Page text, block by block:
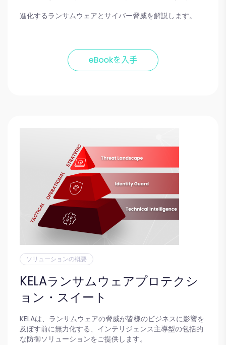
進化するランサムウェアとサイバー脅威を解説します。
ソリューションの概要
KELAランサムウェアプロテクシ
ョン・スイート
KELAは、ランサムウェアの脅威が皆様のビジネスに影響を
及ぼす前に無力化する、インテリジェンス主導型の包括的
な防御ソリューションをご提供します。